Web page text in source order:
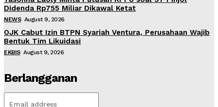
Didenda Rp755 Miliar Dikawal Ketat
NEWS August 9, 2026
OJK Cabut Izin BTPN Syariah Ventura, Perusahaan Wajib
Bentuk Tim Likuidasi
EKBIS August 9, 2026
Berlangganan